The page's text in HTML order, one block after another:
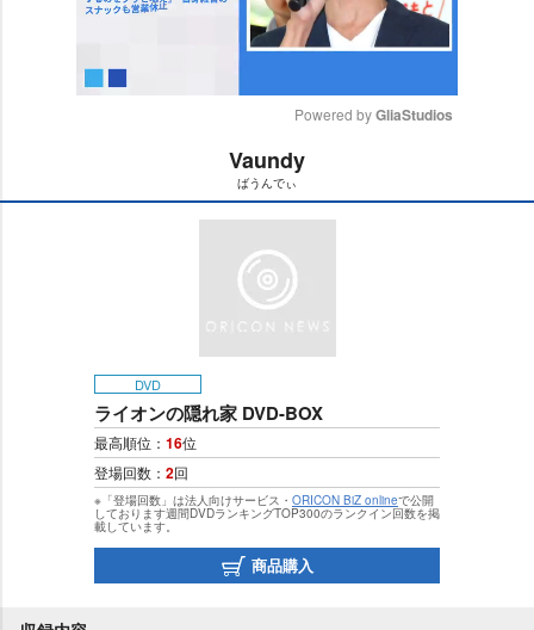
t
Powered by GliaStudios
Vaundy
ばうんでぃ
DVD
ライオンの隠れ家 DVD-BOX
最高順位： 16位
登場回数： 2回
※「登場回数」は法人向けサービス・ ORICON BiZ onlineで公開
しております週間DVDランキングTOP300のランクイン回数を掲
載しています。
商品購入